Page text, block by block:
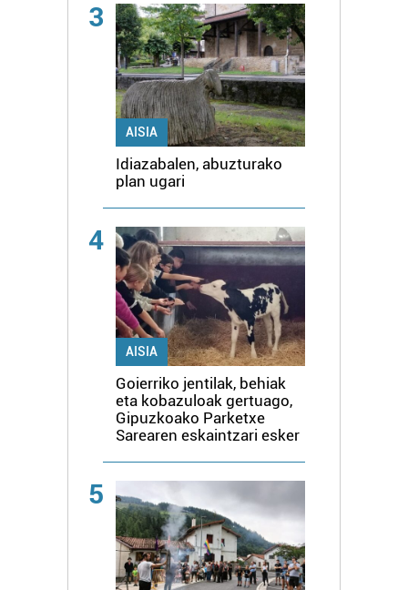
3
AISIA
Idiazabalen, abuzturako
plan ugari
4
AISIA
Goierriko jentilak, behiak
eta kobazuloak gertuago,
Gipuzkoako Parketxe
Sarearen eskaintzari esker
5